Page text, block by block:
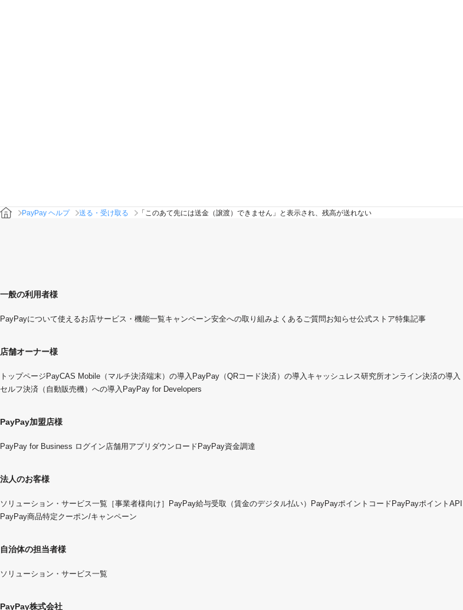
PayPay ヘルプ 送る・受け取る 「このあて先には送金（譲渡）できません」と表示され、残高が送れない
一般の利用者様
PayPayについて使えるお店サービス・機能一覧キャンペーン安全への取り組みよくあるご質問お知らせ公式ストア特集記事
店舗オーナー様
トップページ PayCAS Mobile（マルチ決済端末）の導入 PayPay（QRコード決済）の導入 キャッシュレス研究所オンライン決済の導入
セルフ決済（自動販売機）への導入 PayPay for Developers
PayPay加盟店様
PayPay for Business ログイン店舗用アプリダウンロード PayPay資金調達
法人のお客様
ソリューション・サービス一覧 ［事業者様向け］PayPay給与受取（賃金のデジタル払い） PayPayポイントコード PayPayポイントAPI
PayPay商品特定クーポン/キャンペーン
自治体の担当者様
ソリューション・サービス一覧
PayPay株式会社